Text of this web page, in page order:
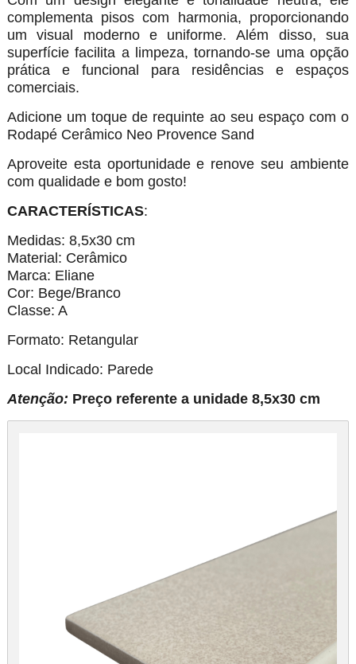
complementa pisos com harmonia, proporcionando
um visual moderno e uniforme. Além disso, sua
superfície facilita a limpeza, tornando-se uma opção
prática e funcional para residências e espaços
comerciais.
Adicione um toque de requinte ao seu espaço com o
Rodapé Cerâmico Neo Provence Sand
Aproveite esta oportunidade e renove seu ambiente
com qualidade e bom gosto!
CARACTERÍSTICAS:
Medidas: 8,5x30 cm
Material: Cerâmico
Marca: Eliane
Cor: Bege/Branco
Classe: A
Formato: Retangular
Local Indicado: Parede
Atenção: Preço referente a unidade 8,5x30 cm